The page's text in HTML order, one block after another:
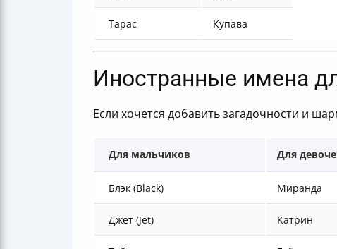
Тарас Купава
Иностранные имена
Если хочется добавить загадочности и
Для мальчиков Для
Блэк (Black) Миранда
Джет (Jet) Катрин